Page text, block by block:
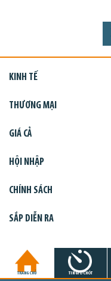
KINH TẾ
THƯƠNG MẠI
GIÁ CẢ
HỘI NHẬP
CHÍNH SÁCH
SẮP DIỄN RA
TRANG CHỦ TIN GIỜ CHÓT